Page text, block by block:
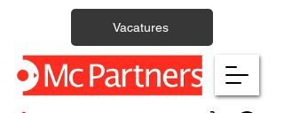
Vacatures